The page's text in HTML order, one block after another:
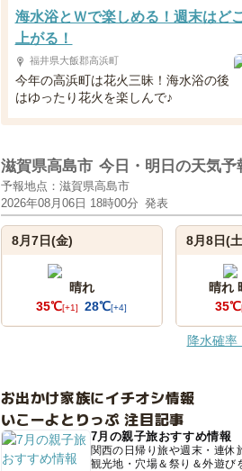
海水浴とＷで楽しめる！週末はど
上がる！
福井県大飯郡高浜町
今年の高浜町は花火三昧！海水浴の後
はゆったり花火を楽しんで♪
滋賀県高島市 今日・明日の天気予
予報地点：滋賀県高島市
2026年08月06日 18時00分 発表
8月7日(金)
晴れ
35℃[+1] 28℃[+4]
8月8日(
晴れ
35℃
降水確率
お出かけ家族にイチオシ情報
いこーよとりっぷ 注目記事
7月の親子旅おすすめ情報
関西の日帰り旅や週末・連休
観光地・穴場＆祭り＆外遊び